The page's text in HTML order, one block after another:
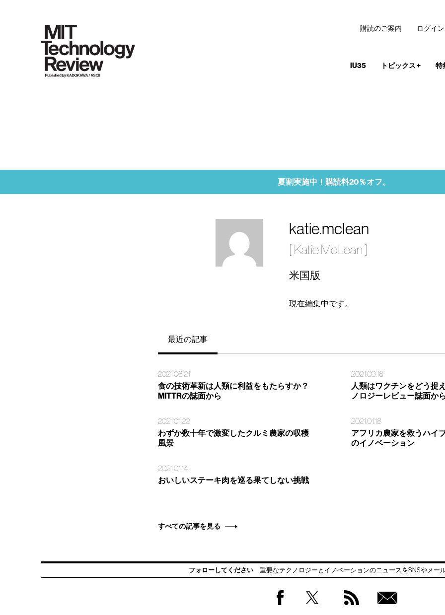
IU35 トピックス+ 特
購読のご案内 ログイン
夏割実施中！購読料20％オフ。
katie.mclean
[ Katie McLean ]
米国版
現在編集中です。
最近の記事
2021.06.21
食の技術革新は人類に利益をもたらすか？
MITTRの誌面から
2021.03.16
人類はワクチンをどう捉
ノロジーレビュー誌面から
2021.01.22
わずか数十年で激変したクルミ農家の収穫
風景
2021.01.18
アフリカ農家を救うハイ
のイノベーション
2021.01.14
おいしいステーキ肉を巡る果てしない挑戦
すべての記事を見る
フォローしてください 重要なテクノロジーとイノベーションのニュースをSNSやメー